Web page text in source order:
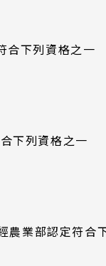
合下列資格之一
下列資格之一
農業部認定符合